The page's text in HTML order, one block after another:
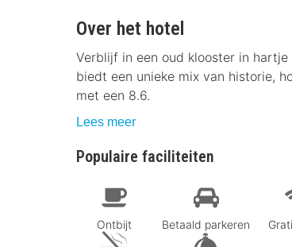
Over het hotel
Verblijf in een oud klooster in
biedt een unieke mix van historie,
met een 8.6.
Lees meer
Populaire faciliteiten
Ontbijt Betaald parkeren